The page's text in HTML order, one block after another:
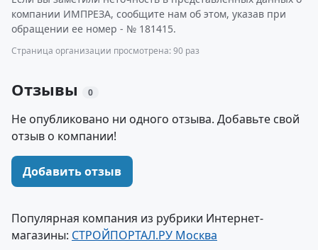
компании ИМПРЕЗА, сообщите нам об этом, указав при
обращении ее номер - № 181415.
Страница организации просмотрена: 90 раз
Отзывы 0
Не опубликовано ни одного отзыва. Добавьте свой
отзыв о компании!
Добавить отзыв
Популярная компания из рубрики Интернет-
магазины: СТРОЙПОРТАЛ.РУ Москва